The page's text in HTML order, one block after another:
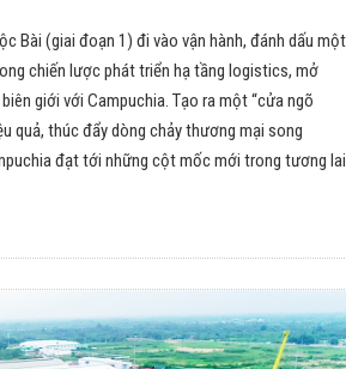
Bài (giai đoạn 1) đi vào vận hành, đánh dấu một
chiến lược phát triển hạ tầng logistics, mở
giới với Campuchia. Tạo ra một “cửa ngõ
quả, thúc đẩy dòng chảy thương mại song
đạt tới những cột mốc mới trong tương